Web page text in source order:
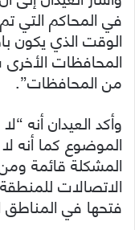
في المحاكم التي
الوقت الذي يكون
المحافظات
من المحافظات”.
وأكد العيدان أنه
الموضوع كما أنه
المشكلة قائمة
الاتصالات
فتحها في المناطق